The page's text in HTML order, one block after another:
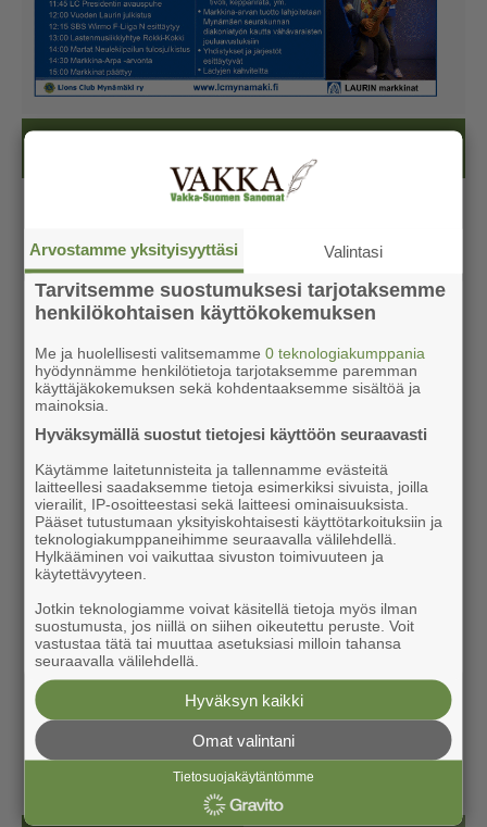
Arvostamme yksityisyyttäsi Valintasi
Tarvitsemme suostumuksesi tarjotaksemme
henkilökohtaisen käyttökokemuksen
Me ja huolellisesti valitsemamme0 teknologiakumppania
hyödynnämme henkilötietoja tarjotaksemme paremman
käyttäjäkokemuksen sekä kohdentaaksemme sisältöä ja
mainoksia.
Hyväksymällä suostut tietojesi käyttöön seuraavasti
Käytämme laitetunnisteita ja tallennamme evästeitä
laitteellesi saadaksemme tietoja esimerkiksi sivuista, joilla
vierailit, IP-osoitteestasi sekä laitteesi ominaisuuksista.
Pääset tutustumaan yksityiskohtaisesti käyttötarkoituksiin ja
teknologiakumppaneihimme seuraavalla välilehdellä.
Hylkääminen voi vaikuttaa sivuston toimivuuteen ja
käytettävyyteen.
Jotkin teknologiamme voivat käsitellä tietoja myös ilman
suostumusta, jos niillä on siihen oikeutettu peruste. Voit
vastustaa tätä tai muuttaa asetuksiasi milloin tahansa
seuraavalla välilehdellä.
Hyväksyn kaikki
Omat valintani
Tietosuojakäytäntömme